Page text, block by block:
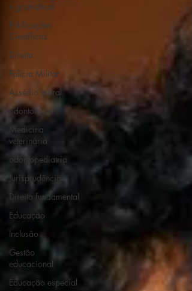
e gramatical
Publicações
Científicas
Direito
Polícia Militar
Assédio moral
odontologia
Medicina
veterinária
odontopediatria
Jurisprudência
Direito fundamental
Educação
Inclusão
Gestão
educacional
Educação especial